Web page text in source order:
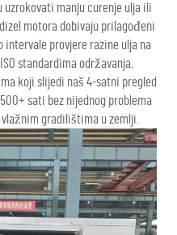
manju curenje ulja ili
motora dobivaju prilagođeni
intervale provjere razine ulja na
standardima održavanja.
koji slijedi naš 4-satni pregled
sati bez nijednog problema
gradilištima u zemlji.